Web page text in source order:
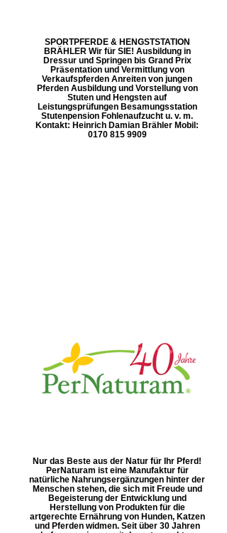
SPORTPFERDE & HENGSTSTATION
BRÄHLER Wir für SIE! Ausbildung in
Dressur und Springen bis Grand Prix
Präsentation und Vermittlung von
Verkaufspferden Anreiten von jungen
Pferden Ausbildung und Vorstellung von
Stuten und Hengsten auf
Leistungsprüfungen Besamungsstation
Stutenpension Fohlenaufzucht u. v. m.
Kontakt: Heinrich Damian Brähler Mobil:
0170 815 9909
Nur das Beste aus der Natur für Ihr Pferd!
PerNaturam ist eine Manufaktur für
natürliche Nahrungsergänzungen hinter der
Menschen stehen, die sich mit Freude und
Begeisterung der Entwicklung und
Herstellung von Produkten für die
artgerechte Ernährung von Hunden, Katzen
und Pferden widmen. Seit über 30 Jahren